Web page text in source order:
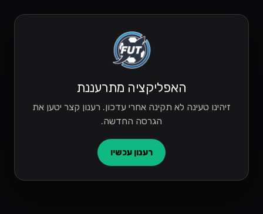
האפליקציה מתרעננת
זיהינו טעינה לא תקינה אחרי עדכון. רענון קצר יטען את
הגרסה החדשה.
רענון עכשיו